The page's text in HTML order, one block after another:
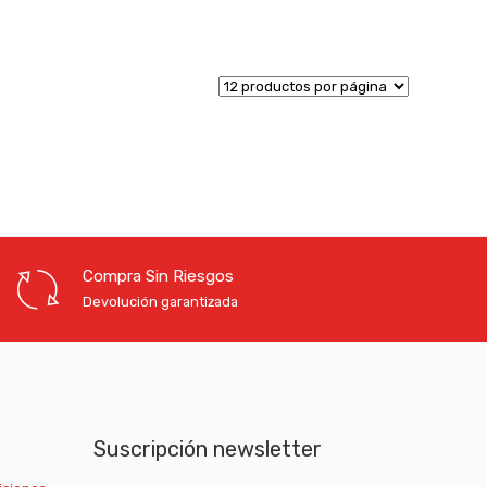
Compra Sin Riesgos
Devolución garantizada
Suscripción newsletter